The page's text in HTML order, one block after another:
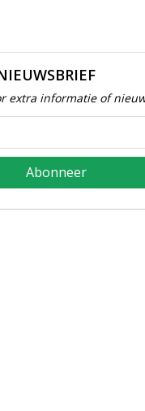
extra informatie of
Abonneer